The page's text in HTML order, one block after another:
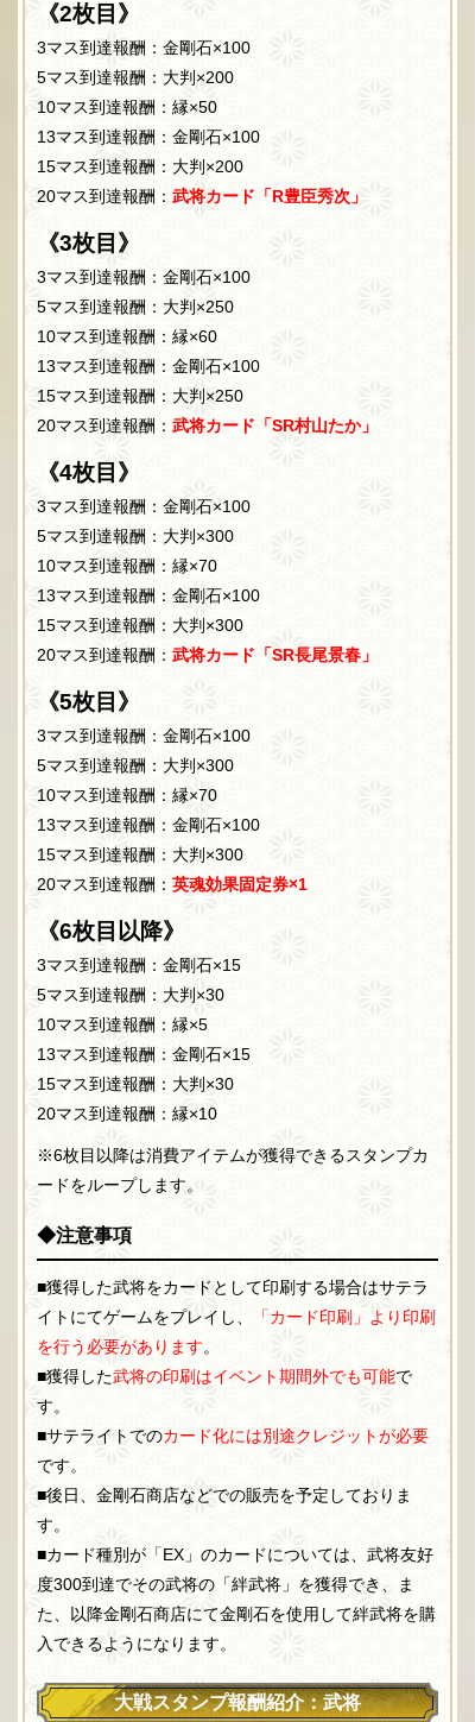
《2枚目》
3マス到達報酬：金剛石×100
5マス到達報酬：大判×200
10マス到達報酬：縁×50
13マス到達報酬：金剛石×100
15マス到達報酬：大判×200
20マス到達報酬： 武将カード「R豊臣秀次」
《3枚目》
3マス到達報酬：金剛石×100
5マス到達報酬：大判×250
10マス到達報酬：縁×60
13マス到達報酬：金剛石×100
15マス到達報酬：大判×250
20マス到達報酬： 武将カード「SR村山たか」
《4枚目》
3マス到達報酬：金剛石×100
5マス到達報酬：大判×300
10マス到達報酬：縁×70
13マス到達報酬：金剛石×100
15マス到達報酬：大判×300
20マス到達報酬： 武将カード「SR長尾景春」
《5枚目》
3マス到達報酬：金剛石×100
5マス到達報酬：大判×300
10マス到達報酬：縁×70
13マス到達報酬：金剛石×100
15マス到達報酬：大判×300
20マス到達報酬： 英魂効果固定券×1
《6枚目以降》
3マス到達報酬：金剛石×15
5マス到達報酬：大判×30
10マス到達報酬：縁×5
13マス到達報酬：金剛石×15
15マス到達報酬：大判×30
20マス到達報酬：縁×10
※6枚目以降は消費アイテムが獲得できるスタンプカ
ードをループします。
◆注意事項
■獲得した武将をカードとして印刷する場合はサテラ
イトにてゲームをプレイし、
「カード印刷」より印刷
を行う必要があります。
■獲得した武将の印刷はイベント期間外でも可能で
す。
■サテライトでのカード化には別途クレジットが必要
です。
■後日、金剛石商店などでの販売を予定しておりま
す。
■カード種別が「EX」のカードについては、武将友好
度300到達でその武将の「絆武将」を獲得でき、ま
た、以降金剛石商店にて金剛石を使用して絆武将を購
入できるようになります。
大戦スタンプ報酬紹介：武将